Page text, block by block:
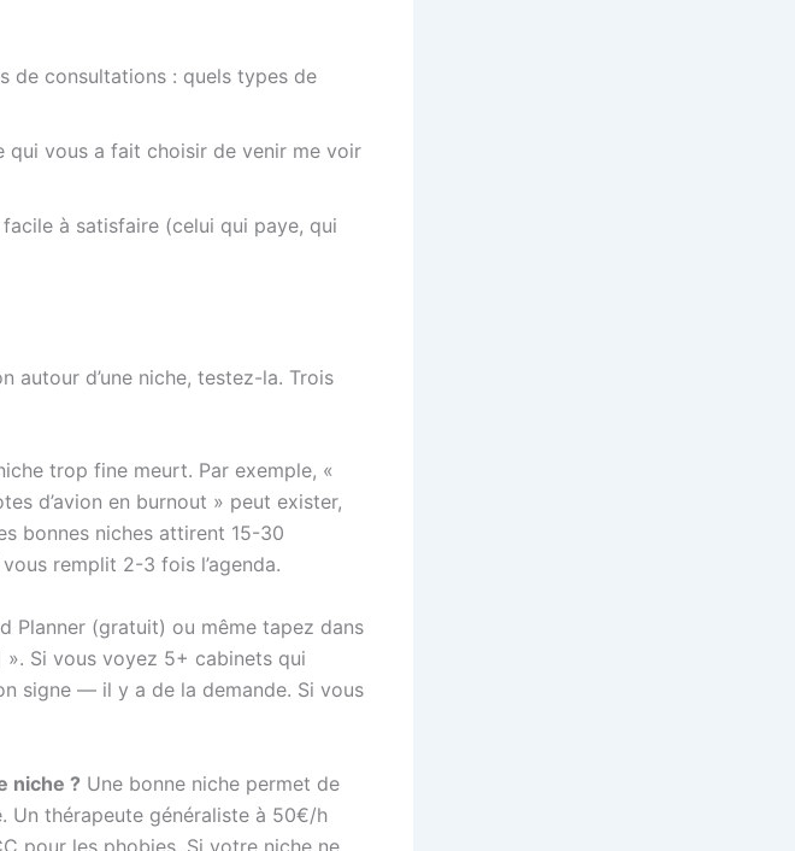
de consultations : quels types de
qui vous a fait choisir de venir me voir
à satisfaire (celui qui paye, qui
d’une niche, testez-la. Trois
trop fine meurt. Par exemple, «
d’avion en burnout » peut exister,
bonnes niches attirent 15-30
remplit 2-3 fois l’agenda.
Planner (gratuit) ou même tapez dans
Si vous voyez 5+ cabinets qui
signe — il y a de la demande. Si vous
niche ? Une bonne niche permet de
Un thérapeute généraliste à 50€/h
pour les phobies. Si votre niche ne